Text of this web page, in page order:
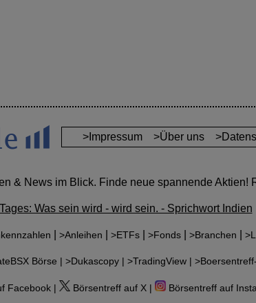
>Impressum >Über uns
& News im Blick. Finde neue spannende Aktien!
Was sein wird - wird sein. - Sprichwort Indien
>Anleihen >ETFs| >Fonds| >Branchen
Börse | >Dukascopy | >TradingView |
Facebook | Börsentreff auf X | Börsentreff auf